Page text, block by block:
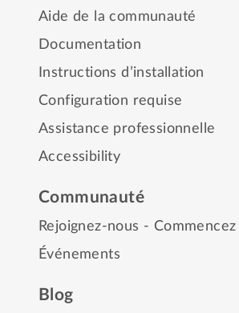
Aide de la communauté
Documentation
Instructions d’installation
Configuration requise
Assistance professionnelle
Accessibility
Communauté
Rejoignez-nous -
Événements
Blog